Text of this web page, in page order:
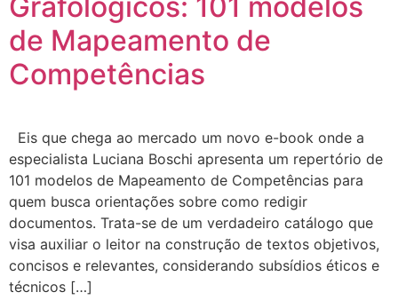
Grafológicos: 101 modelos
de Mapeamento de
Competências
Eis que chega ao mercado um novo e-book onde a
especialista Luciana Boschi apresenta um repertório de
101 modelos de Mapeamento de Competências para
quem busca orientações sobre como redigir
documentos. Trata-se de um verdadeiro catálogo que
visa auxiliar o leitor na construção de textos objetivos,
concisos e relevantes, considerando subsídios éticos e
técnicos […]